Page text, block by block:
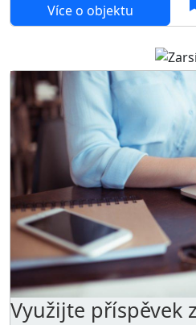
Více o objektu
Využijte příspěvek